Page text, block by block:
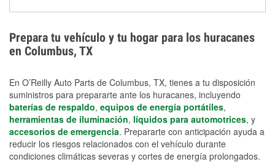
los daños por inundación. Evitar el agua estancada y
preparar opciones de carga de respaldo son
medidas de protección más efectivas.
Prepara tu vehículo y tu hogar para los huracanes
en Columbus, TX
En O’Reilly Auto Parts de Columbus, TX, tienes a tu disposición
suministros para prepararte ante los huracanes, incluyendo
baterías de respaldo, equipos de energía portátiles,
herramientas de iluminación, líquidos para automotrices, y
accesorios de emergencia. Prepararte con anticipación ayuda a
reducir los riesgos relacionados con el vehículo durante
condiciones climáticas severas y cortes de energía prolongados.